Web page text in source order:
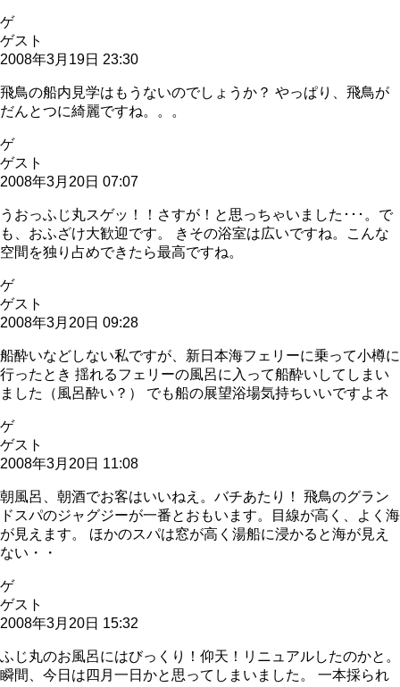
ゲ
ゲスト
2008年3月19日 23:30
飛鳥の船内見学はもうないのでしょうか？ やっぱり、飛鳥が
だんとつに綺麗ですね。。。
ゲ
ゲスト
2008年3月20日 07:07
うおっふじ丸スゲッ！！さすが！と思っちゃいました･･･。で
も、おふざけ大歓迎です。 きその浴室は広いですね。こんな
空間を独り占めできたら最高ですね。
ゲ
ゲスト
2008年3月20日 09:28
船酔いなどしない私ですが、新日本海フェリーに乗って小樽に
行ったとき 揺れるフェリーの風呂に入って船酔いしてしまい
ました（風呂酔い？） でも船の展望浴場気持ちいいですよネ
ゲ
ゲスト
2008年3月20日 11:08
朝風呂、朝酒でお客はいいねえ。バチあたり！ 飛鳥のグラン
ドスパのジャグジーが一番とおもいます。目線が高く、よく海
が見えます。 ほかのスパは窓が高く湯船に浸かると海が見え
ない・・
ゲ
ゲスト
2008年3月20日 15:32
ふじ丸のお風呂にはびっくり！仰天！リニュアルしたのかと。
瞬間、今日は四月一日かと思ってしまいました。 一本採られ